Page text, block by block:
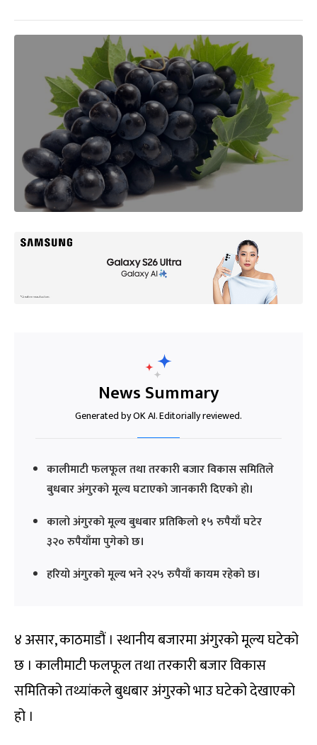
News Summary
Generated by OK AI. Editorially reviewed.
कालीमाटी फलफूल तथा तरकारी बजार विकास समितिले
बुधबार अंगुरको मूल्य घटाएको जानकारी दिएको हो।
कालो अंगुरको मूल्य बुधबार प्रतिकिलो १५ रुपैयाँ घटेर
३२० रुपैयाँमा पुगेको छ।
हरियो अंगुरको मूल्य भने २२५ रुपैयाँ कायम रहेको छ।
४ असार, काठमाडौं । स्थानीय बजारमा अंगुरको मूल्य घटेको
छ । कालीमाटी फलफूल तथा तरकारी बजार विकास
समितिको तथ्यांकले बुधबार अंगुरको भाउ घटेको देखाएको
हो ।